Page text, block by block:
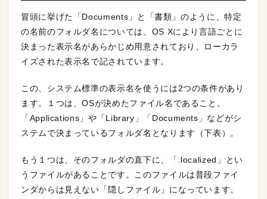
冒頭に挙げた「Documents」と「書類」のように、特定
の名前のフォルダ名については、OS Xにより言語ごとに
決まった表示名があらかじめ用意されており、ローカラ
イズされた表示名で記されています。
この、システム標準の表示名を使うには2つの条件があり
ます。１つは、OSが決めたファイル名であること。
「Applications」や「Library」「Documents」などがシ
ステムで決まっているフォルダ名となります（下表）。
もう１つは、そのフォルダの直下に、「.localized」とい
うファイルがあることです。このファイルは普段ファイ
ンダからは見えない「隠しファイル」になっています。